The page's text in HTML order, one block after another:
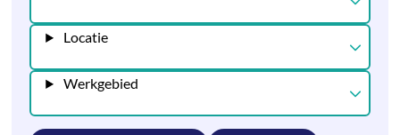
Locatie
Werkgebied